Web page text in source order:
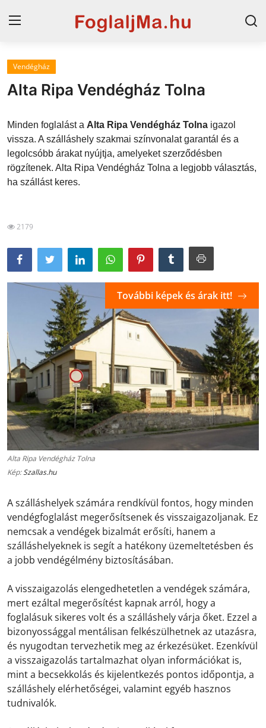
Horvát tengerpart
Magyarország
Szállások a Balatonon
Horvátország
Blog
Vendégház
Alta Ripa Vendégház Tolna
Minden foglalást a Alta Ripa Vendégház Tolna igazol
vissza. A szálláshely szakmai színvonalat garantál és a
legolcsóbb árakat nyújtja, amelyeket szerződésben
rögzítenek. Alta Ripa Vendégház Tolna a legjobb választás,
ha szállást keres.
2179
Alta Ripa Vendégház Tolna
Kép:Szallas.hu
További képek és árak itt!
A szálláshelyek számára rendkívül fontos, hogy minden
vendégfoglalást megerősítsenek és visszaigazoljanak. Ez
nemcsak a vendégek bizalmát erősíti, hanem a
szálláshelyeknek is segít a hatékony üzemeltetésben és
a jobb vendégélmény biztosításában.
A visszaigazolás elengedhetetlen a vendégek számára,
mert ezáltal megerősítést kapnak arról, hogy a
foglalásuk sikeres volt és a szálláshely várja őket. Ezzel a
bizonyossággal mentálisan felkészülhetnek az utazásra,
és nyugodtan tervezhetik meg az érkezésüket. Ezenkívül
a visszaigazolás tartalmazhat olyan információkat is,
mint a becsekkolás és kijelentkezés pontos időpontja, a
szálláshely elérhetőségei, valamint egyéb hasznos
tudnivalók.